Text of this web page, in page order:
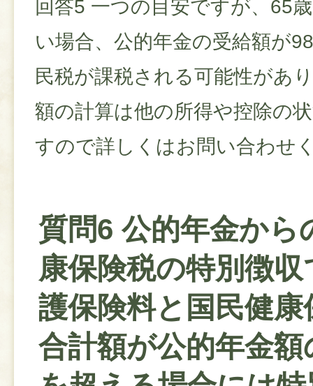
回答5 一つの目安ですが、65
い場合、公的年金の受給額が
民税が課税される可能性があ
額の計算は他の所得や控除の
すので詳しくはお問い合わせ
質問6 公的年金から
康保険税の特別徴
護保険料と国民健康
合計額が公的年金額